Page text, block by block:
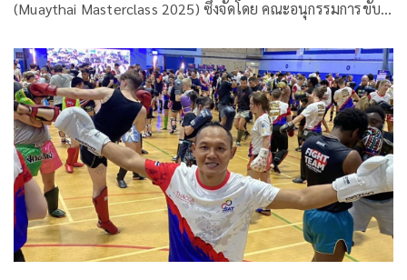
(Muaythai Masterclass 2025) ซึ่งจัดโดย คณะอนุกรรมการขับ
สร้างสรรค์ ร่วมกับ สำนักงานคณะกรรมการกีฬามวย การกีฬาแห่ง
ประเทศไทย (กกท.)